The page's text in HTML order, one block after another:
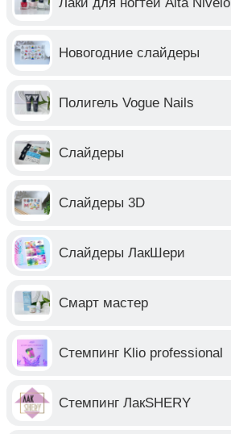
Новогодние слайдеры
Полигель Vogue Nails
Слайдеры
Слайдеры 3D
Слайдеры ЛакШери
Смарт мастер
Стемпинг Klio professional
Стемпинг ЛакSHERY